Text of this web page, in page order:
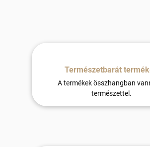
Természetbarát
A termékek összhangban
természettel.